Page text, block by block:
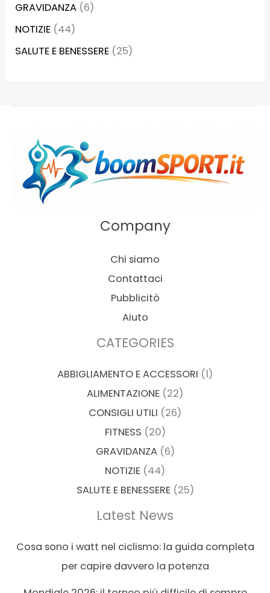
GRAVIDANZA (6)
NOTIZIE (44)
SALUTE E BENESSERE (25)
Company
Chi siamo
Contattaci
Pubblicitò
Aiuto
CATEGORIES
ABBIGLIAMENTO E ACCESSORI (1)
ALIMENTAZIONE (22)
CONSIGLI UTILI (26)
FITNESS (20)
GRAVIDANZA(6)
NOTIZIE (44)
SALUTE E BENESSERE(25)
Latest News
Cosa sono i watt nel ciclismo: la guida completa
per capire davvero la potenza